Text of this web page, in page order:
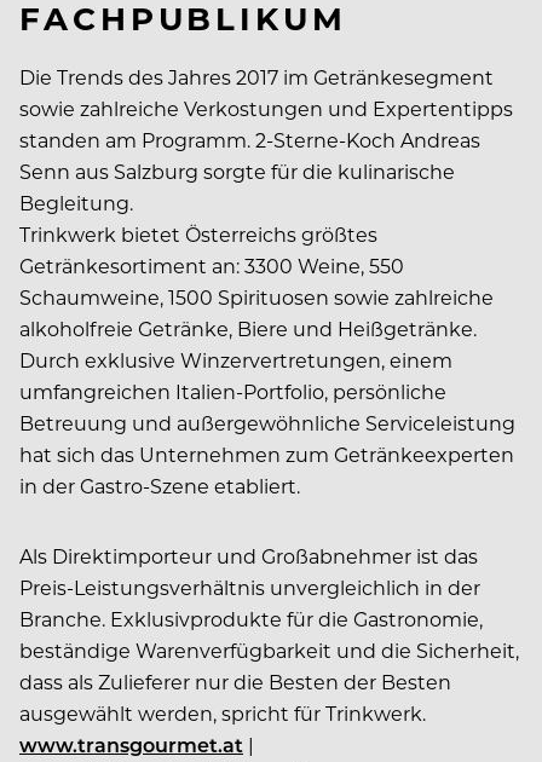
FACHPUBLIKUM
Die Trends des Jahres 2017 im Getränkesegment
sowie zahlreiche Verkostungen und Expertentipps
standen am Programm. 2-Sterne-Koch Andreas
Senn aus Salzburg sorgte für die kulinarische
Begleitung.
Trinkwerk bietet Österreichs größtes
Getränkesortiment an: 3300 Weine, 550
Schaumweine, 1500 Spirituosen sowie zahlreiche
alkoholfreie Getränke, Biere und Heißgetränke.
Durch exklusive Winzervertretungen, einem
umfangreichen Italien-Portfolio, persönliche
Betreuung und außergewöhnliche Serviceleistung
hat sich das Unternehmen zum Getränkeexperten
in der Gastro-Szene etabliert.
Als Direktimporteur und Großabnehmer ist das
Preis-Leistungsverhältnis unvergleichlich in der
Branche. Exklusivprodukte für die Gastronomie,
beständige Warenverfügbarkeit und die Sicherheit,
dass als Zulieferer nur die Besten der Besten
ausgewählt werden, spricht für Trinkwerk.
www.transgourmet.at |